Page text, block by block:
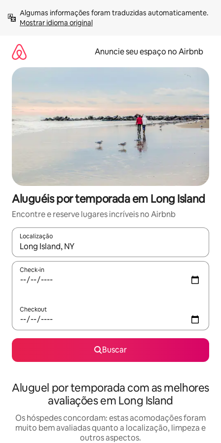
para
Mostrar idioma original
Anuncie seu espaço no Airbnb
Aluguéis por temporada em Long Island
Encontre e reserve lugares incríveis no Airbnb
Localização
Quando os resultados estiverem disponíveis, explore-os
Check-in
Checkout
Buscar
Aluguel por temporada com as melhores
avaliações em Long Island
Os hóspedes concordam: estas acomodações foram
muito bem avaliadas quanto a localização, limpeza e
outros aspectos.